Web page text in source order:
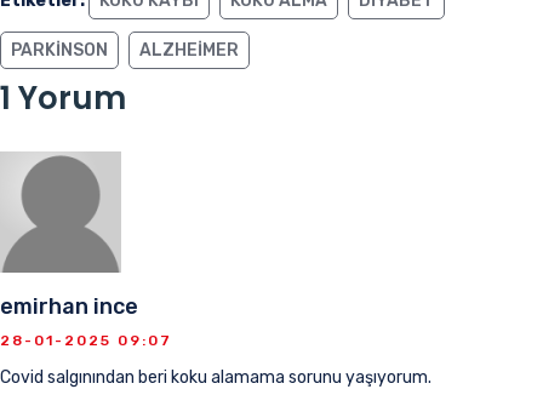
PARKINSON ALZHEIMER
1 Yorum
emirhan ince
28-01-2025 09:07
Covid salgınından beri koku alamama sorunu yaşıyorum.